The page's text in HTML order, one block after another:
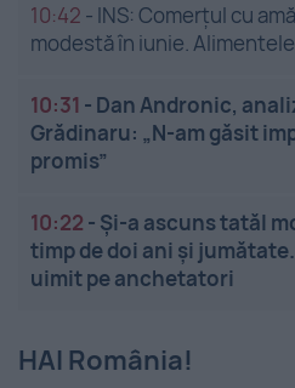
10:42 - INS: Comerțul cu
modestă în iunie.
10:31 - Dan Andronic,
Grădinaru: „N-am găsit
promis”
10:22 - Și-a ascuns tatăl
timp de doi ani și
uimit pe anchetatori
HAI România!